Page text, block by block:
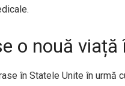
o nouă viață
în Statele Unite în urmă